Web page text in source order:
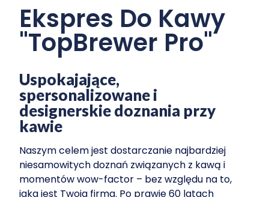
Ekspres Do Kawy
"TopBrewer Pro"
Uspokajające,
spersonalizowane i
designerskie doznania przy
kawie
Naszym celem jest dostarczanie najbardziej
niesamowitych doznań związanych z kawą i
momentów wow-factor – bez względu na to,
jaka jest Twoja firma. Po prawie 60 latach